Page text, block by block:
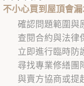
不小心買到屋頂會
確認問題範圍與
查閱合約與法律
立即進行臨時防
尋找專業修繕團
與賣方協商或提